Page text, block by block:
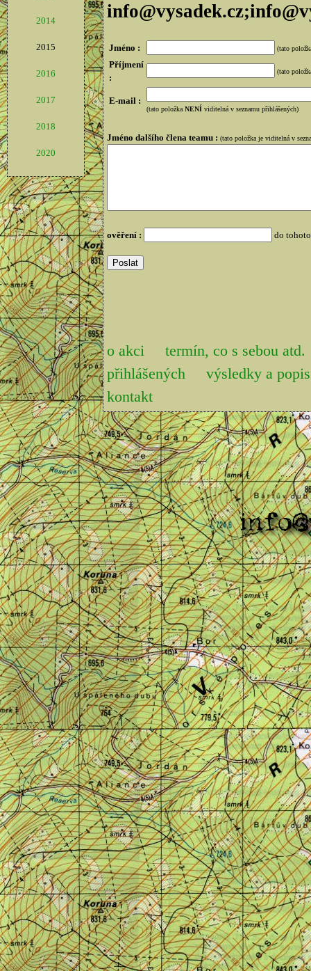
2014
2015
2016
2017
2018
2020
Jméno : (tato
Příjmení
:
(tato
E-mail :
(tato položka NENÍviditelná v seznamu přihlášených)
Jméno dalšího člena teamu : (tato položka je viditelná v
ověření : do
o akci
termín, co s sebou atd.
přihlášených
výsledky a
kontakt